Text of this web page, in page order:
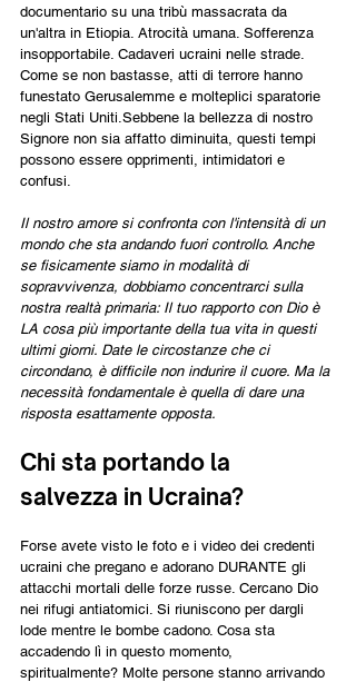
documentario su una tribù massacrata da
un'altra in Etiopia. Atrocità umana. Sofferenza
insopportabile. Cadaveri ucraini nelle strade.
Come se non bastasse, atti di terrore hanno
funestato Gerusalemme e molteplici sparatorie
negli Stati Uniti.Sebbene la bellezza di nostro
Signore non sia affatto diminuita, questi tempi
possono essere opprimenti, intimidatori e
confusi.
Il nostro amore si confronta con l'intensità di un
mondo che sta andando fuori controllo. Anche
se fisicamente siamo in modalità di
sopravvivenza, dobbiamo concentrarci sulla
nostra realtà primaria: Il tuo rapporto con Dio è
LA cosa più importante della tua vita in questi
ultimi giorni. Date le circostanze che ci
circondano, è difficile non indurire il cuore. Ma la
necessità fondamentale è quella di dare una
risposta esattamente opposta.
Chi sta portando la
salvezza in Ucraina?
Forse avete visto le foto e i video dei credenti
ucraini che pregano e adorano DURANTE gli
attacchi mortali delle forze russe. Cercano Dio
nei rifugi antiatomici. Si riuniscono per dargli
lode mentre le bombe cadono. Cosa sta
accadendo lì in questo momento,
spiritualmente? Molte persone stanno arrivando